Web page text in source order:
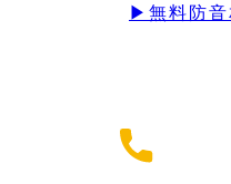
▶︎無料防